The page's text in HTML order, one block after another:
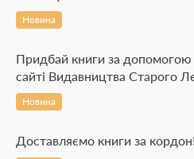
Новина
Придбай книги за
сайті Видавництва Старого
Новина
Доставляємо книги за